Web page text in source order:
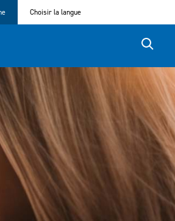
Choisir la langue